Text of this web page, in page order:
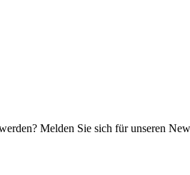
Melden Sie sich für unseren